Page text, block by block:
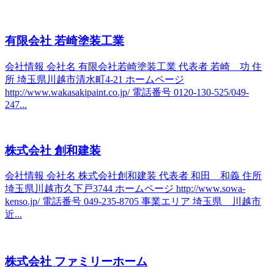
有限会社 若崎塗装工業
会社情報 会社名 有限会社若崎塗装工業 代表者 若崎 功 住
所 埼玉県川越市清水町4-21 ホームページ
http://www.wakasakipaint.co.jp/ 電話番号 0120-130-525/049-
247...
株式会社 創和建装
会社情報 会社名 株式会社創和建装 代表者 和田 和義 住所
埼玉県川越市久下戸3744 ホームページ http://www.sowa-
kenso.jp/ 電話番号 049-235-8705 事業エリア 埼玉県 川越市
近...
株式会社 ファミリーホーム